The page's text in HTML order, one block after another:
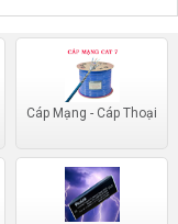
Cáp Mạng - Cáp Thoại